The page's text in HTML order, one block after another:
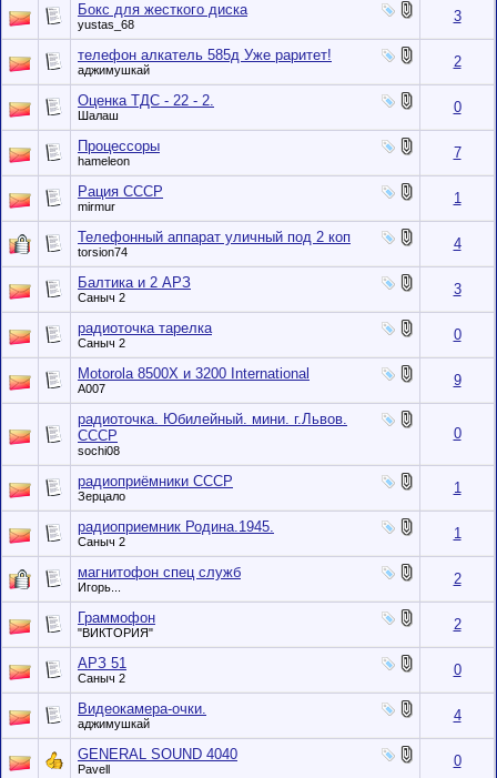
Бокс для жесткого диска
yustas_68 3
телефон алкатель 585д Уже раритет!
аджимушкай 2
Оценка ТДС - 22 - 2.
Шалаш 0
Процессоры
hameleon 7
Рация СССР
mirmur 1
Телефонный аппарат уличный под 2 коп
torsion74 4
Балтика и 2 АРЗ
Саныч 2 3
радиоточка тарелка
Саныч 2 0
Motorola 8500X и 3200 International
A007 9
радиоточка. Юбилейный. мини. г.Львов.
СССР
sochi08
0
радиоприёмники СССР
Зерцало 1
радиоприемник Родина.1945.
Саныч 2 1
магнитофон спец служб
Игорь... 2
Граммофон
"ВИКТОРИЯ" 2
АРЗ 51
Саныч 2 0
Видеокамера-очки.
аджимушкай 4
GENERAL SOUND 4040
Pavell 0